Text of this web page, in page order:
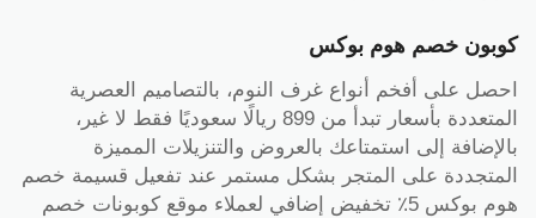
كوبون خصم هوم بوكس
احصل على أفخم أنواع غرف النوم، بالتصاميم العصرية
المتعددة بأسعار تبدأ من 899 ريالًا سعوديًا فقط لا غير،
بالإضافة إلى استمتاعك بالعروض والتنزيلات المميزة
المتجددة على المتجر بشكل مستمر عند تفعيل قسيمة خصم
هوم بوكس 5٪ تخفيض إضافي لعملاء موقع كوبونات خصم